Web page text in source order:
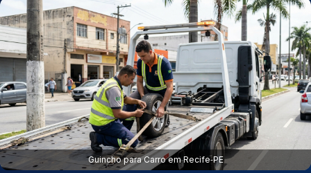
Guincho para Carro em Recife‑PE